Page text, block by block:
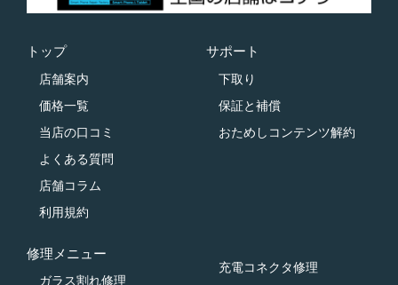
トップ
店舗案内
価格一覧
当店の口コミ
よくある質問
店舗コラム
利用規約
サポート
下取り
保証と補償
おためしコンテンツ解約
修理メニュー
ガラス割れ修理
充電コネクタ修理